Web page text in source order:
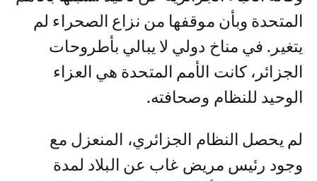
المتحدة وبأن موقفها من نزاع الصحراء لم
يتغير. في مناخ دولي لا يبالي بأطروحات
الجزائر، كانت الأمم المتحدة هي العزاء
الوحيد للنظام وصحافته.
لم يحصل النظام الجزائري، المنعزل مع
وجود رئيس مريض غاب عن البلاد لمدة